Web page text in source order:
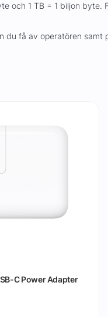
och 1 TB = 1 biljon byte.
du få av operatören samt
C Power Adapter